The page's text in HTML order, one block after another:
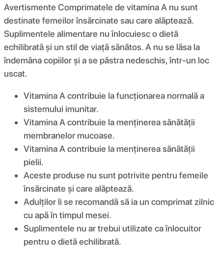
Avertismente Comprimatele de vitamina A nu sunt
destinate femeilor însărcinate sau care alăptează.
Suplimentele alimentare nu înlocuiesc o dietă
echilibrată și un stil de viață sănătos. A nu se lăsa la
îndemâna copiilor și a se păstra nedeschis, într-un loc
uscat.
Vitamina A contribuie la funcționarea normală a
sistemului imunitar.
Vitamina A contribuie la menținerea sănătății
membranelor mucoase.
Vitamina A contribuie la menținerea sănătății
pielii.
Aceste produse nu sunt potrivite pentru femeile
însărcinate și care alăptează.
Adulților li se recomandă să ia un comprimat zilnic
cu apă în timpul mesei.
Suplimentele nu ar trebui utilizate ca înlocuitor
pentru o dietă echilibrată.